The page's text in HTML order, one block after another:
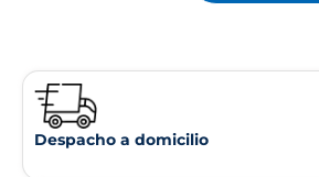
Despacho a domicilio